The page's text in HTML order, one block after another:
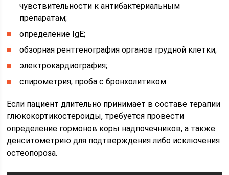
чувствительности к антибактериальным
препаратам;
определение IgE;
обзорная рентгенография органов грудной клетки;
электрокардиография;
спирометрия, проба с бронхолитиком.
Если пациент длительно принимает в составе терапии
глюкокортикостероиды, требуется провести
определение гормонов коры надпочечников, а также
денситометрию для подтверждения либо исключения
остеопороза.